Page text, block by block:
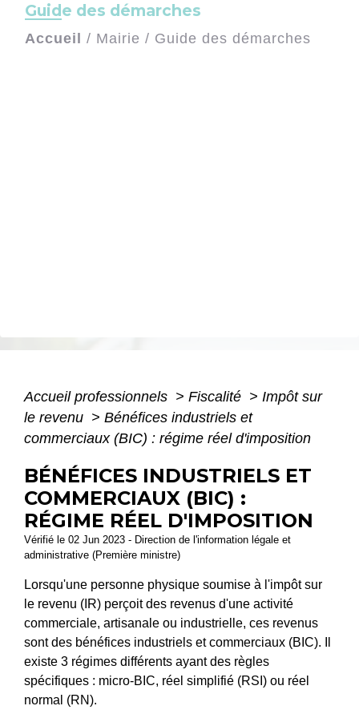
Guide des démarches
Accueil / Mairie / Guide des démarches
Accueil professionnels > Fiscalité > Impôt sur
le revenu > Bénéfices industriels et
commerciaux (BIC) : régime réel d'imposition
BÉNÉFICES INDUSTRIELS ET
COMMERCIAUX (BIC) :
RÉGIME RÉEL D'IMPOSITION
Vérifié le 02 Jun 2023 - Direction de l'information légale et
administrative (Première ministre)
Lorsqu'une personne physique soumise à l'impôt sur
le revenu (IR) perçoit des revenus d'une activité
commerciale, artisanale ou industrielle, ces revenus
sont des bénéfices industriels et commerciaux (BIC). Il
existe 3 régimes différents ayant des règles
spécifiques : micro-BIC, réel simplifié (RSI) ou réel
normal (RN).